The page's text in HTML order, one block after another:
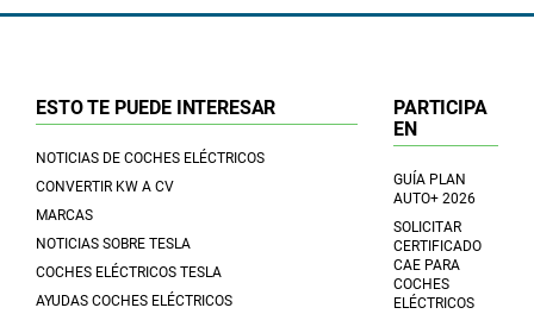
ESTO TE PUEDE INTERESAR
NOTICIAS DE COCHES ELÉCTRICOS
CONVERTIR KW A CV
MARCAS
NOTICIAS SOBRE TESLA
COCHES ELÉCTRICOS TESLA
AYUDAS COCHES ELÉCTRICOS
PARTICIPA
EN
GUÍA PLAN
AUTO+ 2026
SOLICITAR
CERTIFICADO
CAE PARA
COCHES
ELÉCTRICOS